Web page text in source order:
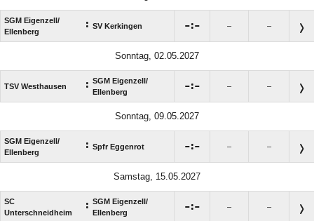
SGM Eigenzell/​
Ellenberg
: SV Kerkingen : – –
Sonntag, 02.05.2027
TSV Westhausen : SGM Eigenzell/​
Ellenberg
: – –
Sonntag, 09.05.2027
SGM Eigenzell/​
Ellenberg
: Spfr Eggenrot : – –
Samstag, 15.05.2027
SC
Unterschneidheim
: SGM Eigenzell/​
Ellenberg
: – –